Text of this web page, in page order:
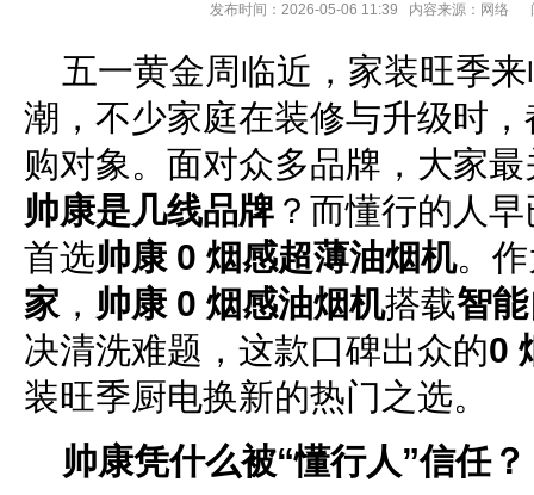
发布时间：2026-05-06 11:39 内容来源：网络
五一黄金周临近，家装旺季
潮，不少家庭在装修与升级时
购对象。面对众多品牌，大家最
帅康是几线品牌 ？而懂行的人
首选帅康 0 烟感超薄油烟机。
家 ， 帅康 0 烟感油烟机搭载智
决清洗难题，这款口碑出众的0
装旺季厨电换新的热门之选。
帅康凭什么被“懂行人”信任？